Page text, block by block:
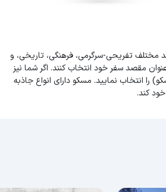
مختلف تفریحی-سرگرمی، فرهنگی، تاریخی، و
مقصد سفر خود انتخاب کنند. اگر شما نیز
انتخاب نمایید. مسکو دارای انواع جاذبه
کند.